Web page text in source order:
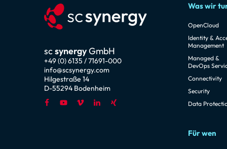
scsynergyGmbH
+49 (0) 6135 / 71691-000
info@scsynergy.com
Hilgestraße 14
D-55294 Bodenheim
Was wir
OpenCloud
Identity &
Management
Managed &
DevOps
Connectivity
Security
Data
Für wen